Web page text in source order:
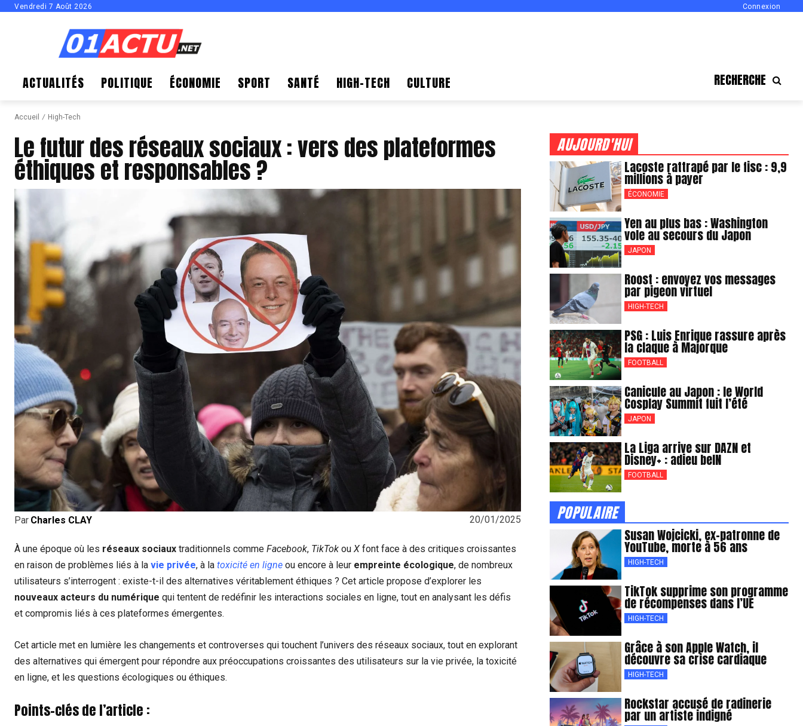
Vendredi 7 Août 2026 Connexion
ACTUALITÉS POLITIQUE ÉCONOMIE SPORT SANTÉ HIGH-TECH CULTURE RECHERCHE
Accueil High-Tech
Le futur des réseaux sociaux : vers des plateformes
éthiques et responsables ?
20/01/2025
Par Charles CLAY
À une époque où les réseaux sociaux traditionnels comme Facebook, TikTok ou X font face à des critiques croissantes
en raison de problèmes liés à la vie privée, à la toxicité en ligne ou encore à leur empreinte écologique, de nombreux
utilisateurs s’interrogent : existe-t-il des alternatives véritablement éthiques ? Cet article propose d’explorer les
nouveaux acteurs du numérique qui tentent de redéfinir les interactions sociales en ligne, tout en analysant les défis
et compromis liés à ces plateformes émergentes.
Cet article met en lumière les changements et controverses qui touchent l’univers des réseaux sociaux, tout en explorant
des alternatives qui émergent pour répondre aux préoccupations croissantes des utilisateurs sur la vie privée, la toxicité
en ligne, et les questions écologiques ou éthiques.
Points-clés de l’article :
AUJOURD'HUI
Lacoste rattrapé par le fisc : 9,9
millions à payer
ÉCONOMIE
Yen au plus bas : Washington
vole au secours du Japon
JAPON
Roost : envoyez vos messages
par pigeon virtuel
HIGH-TECH
PSG : Luis Enrique rassure après
la claque à Majorque
FOOTBALL
Canicule au Japon : le World
Cosplay Summit fuit l’été
JAPON
La Liga arrive sur DAZN et
Disney+ : adieu beIN
FOOTBALL
POPULAIRE
Susan Wojcicki, ex-patronne de
YouTube, morte à 56 ans
HIGH-TECH
TikTok supprime son programme
de récompenses dans l’UE
HIGH-TECH
Grâce à son Apple Watch, il
découvre sa crise cardiaque
HIGH-TECH
Rockstar accusé de radinerie
par un artiste indigné